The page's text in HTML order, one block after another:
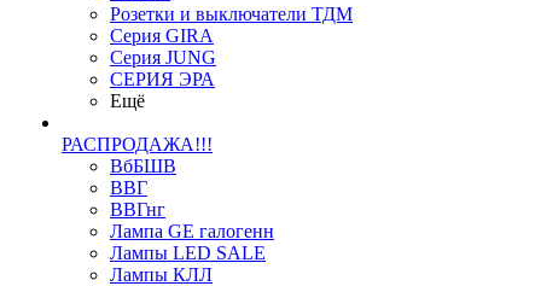
Розетки и выключатели ТДМ
Серия GIRA
Серия JUNG
СЕРИЯ ЭРА
Ещё
РАСПРОДАЖА!!!
ВбБШВ
ВВГ
ВВГнг
Лампа GE галогенн
Лампы LED SALE
Лампы КЛЛ